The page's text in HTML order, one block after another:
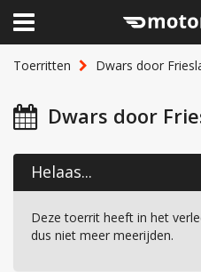
Toerritten Dwars door
Dwars door
Helaas...
Deze toerrit heeft in het
dus niet meer meerijden.
Home
Clubhuis
Lid worden
Over Motormaatje